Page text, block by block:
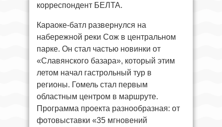
корреспондент БЕЛТА.
Караоке-батл развернулся на
набережной реки Сож в центральном
парке. Он стал частью новинки от
«Славянского базара», который этим
летом начал гастрольный тур в
регионы. Гомель стал первым
областным центром в маршруте.
Программа проекта разнообразная: от
фотовыставки «35 мгновений